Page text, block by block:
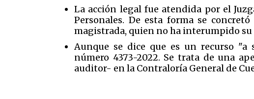
La acción legal fue atendida por el
Personales. De esta forma se
magistrada, quien no ha interumpido
Aunque se dice que es un recurso "a
número 4373-2022. Se trata de una
auditor- en la Contraloría General de